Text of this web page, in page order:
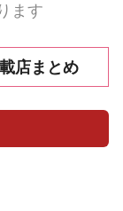
ます
店まとめ